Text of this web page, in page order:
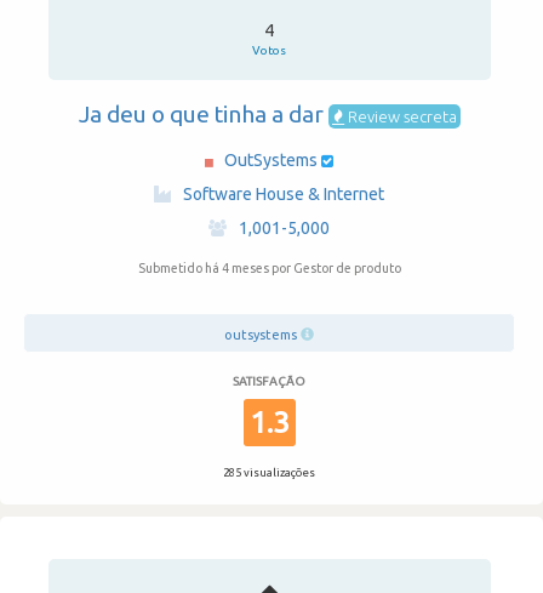
4
Votos
Ja deu o que tinha a dar Review secreta
OutSystems
Software House & Internet
·
1,001-5,000
Submetido há 4 meses por Gestor de produto
outsystems
SATISFAÇÃO
1.3
285 visualizações